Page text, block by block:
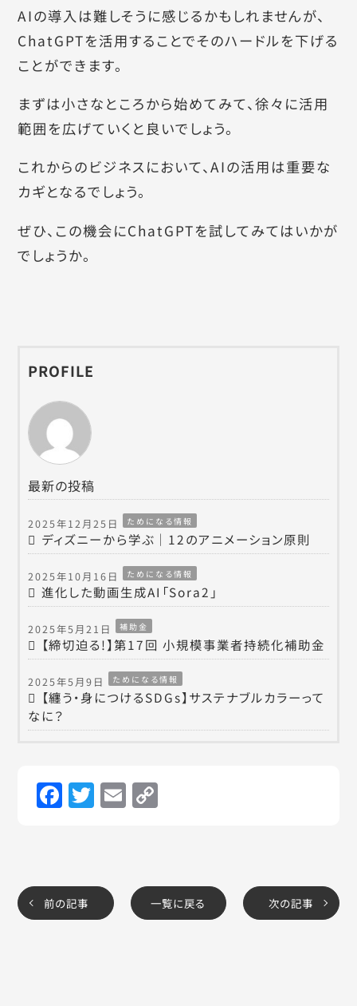
AIの導入は難しそうに感じるかもしれませんが、
ChatGPTを活用することでそのハードルを下げる
ことができます。
まずは小さなところから始めてみて、徐々に活用
範囲を広げていくと良いでしょう。
これからのビジネスにおいて、AIの活用は重要な
カギとなるでしょう。
ぜひ、この機会にChatGPTを試してみてはいかが
でしょうか。
PROFILE
最新の投稿
2025年12月25日 ためになる情報
ディズニーから学ぶ｜12のアニメーション原則
2025年10月16日 ためになる情報
進化した動画生成AI「Sora2」
2025年5月21日 補助金
【締切迫る!】第17回 小規模事業者持続化補助金
2025年5月9日 ためになる情報
【纏う・身につけるSDGs】サステナブルカラーって
なに？
Facebook
Twitter
Email
前の記事 一覧に戻る 次の記事